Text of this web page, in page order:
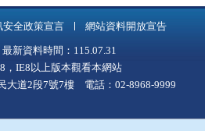
安全政策宣言 網站資料開放宣告
新資料時間：115.07.31
，IE8以上版本觀看本網站
大道2段7號7樓 電話：02-8968-9999